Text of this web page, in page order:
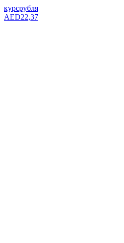
курсрубля
AED22,37